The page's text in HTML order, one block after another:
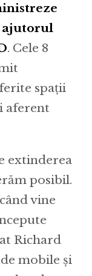
ajutorul
. Cele 8
spații
aferent
extinderea
posibil.
vine
Richard
mobile și